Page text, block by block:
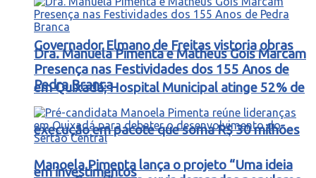
Governador Elmano de Freitas vistoria obras
em Quixadá; Hospital Municipal atinge 52% de
execução em pacote que soma R$ 30 milhões
em investimentos
Dra. Manuela Pimenta e Matheus Gois Marcam
Presença nas Festividades dos 155 Anos de
Pedra Branca
Manoela Pimenta lança o projeto “Uma ideia